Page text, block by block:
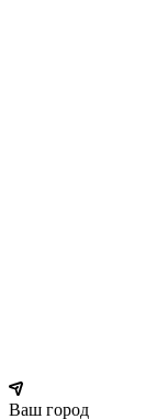
Ваш город